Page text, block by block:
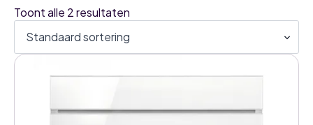
Toont alle 2 resultaten